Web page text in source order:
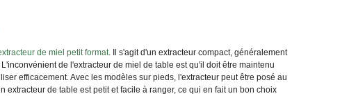
de miel petit format. Il s'agit d'un extracteur compact, généralement
de l'extracteur de miel de table est qu'il doit être maintenu
efficacement. Avec les modèles sur pieds, l'extracteur peut être posé au
de table est petit et facile à ranger, ce qui en fait un bon choix